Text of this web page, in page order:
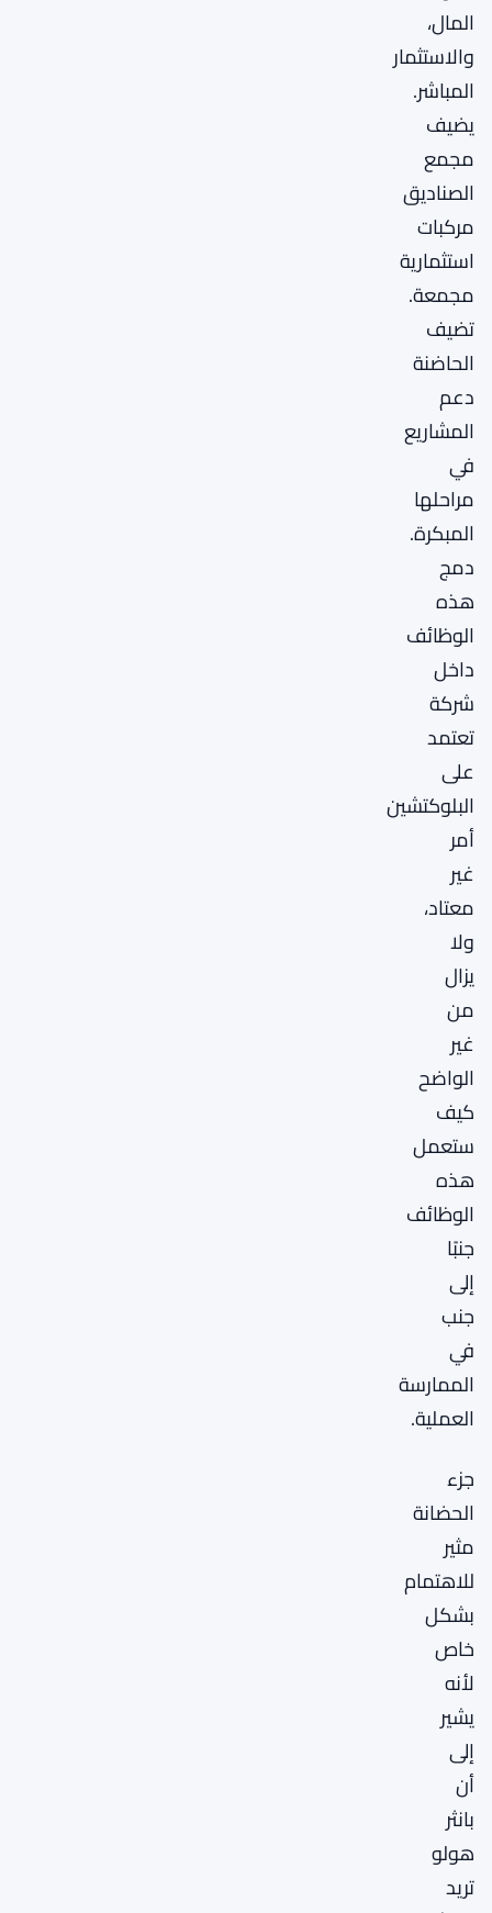
المال،
والاستثمار
المباشر.
يضيف
مجمع
الصناديق
مركبات
استثمارية
مجمعة.
تضيف
الحاضنة
دعم
المشاريع
في
مراحلها
المبكرة.
دمج
هذه
الوظائف
داخل
شركة
تعتمد
على
البلوكتشين
أمر
غير
معتاد،
ولا
يزال
من
غير
الواضح
كيف
ستعمل
هذه
الوظائف
جنبًا
إلى
جنب
في
الممارسة
العملية.
جزء
الحضانة
مثير
للاهتمام
بشكل
خاص
لأنه
يشير
إلى
أن
بانثر
هولو
تريد